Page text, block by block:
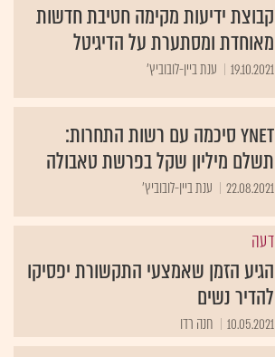
קבוצת ידיעות מקימה חטיבת חדשות
מאוחדת ומסתערת על הדיגיטל
19.10.2021 ענת ביין-לובוביץ'
ynet סיכמה עם רשות התחרות:
תשלם מיליון שקל בפרשת טאבולה
22.08.2021 ענת ביין-לובוביץ'
דעה
הגיע הזמן שאמצעי התקשורת יפסיקו
להדיר נשים
10.05.2021 חנה רדו